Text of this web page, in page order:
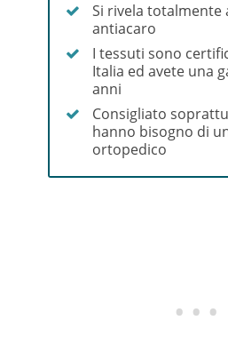
Si rivela totalmente
antiacaro
I tessuti sono
Italia ed avete una
anni
Consigliato
hanno bisogno di
ortopedico